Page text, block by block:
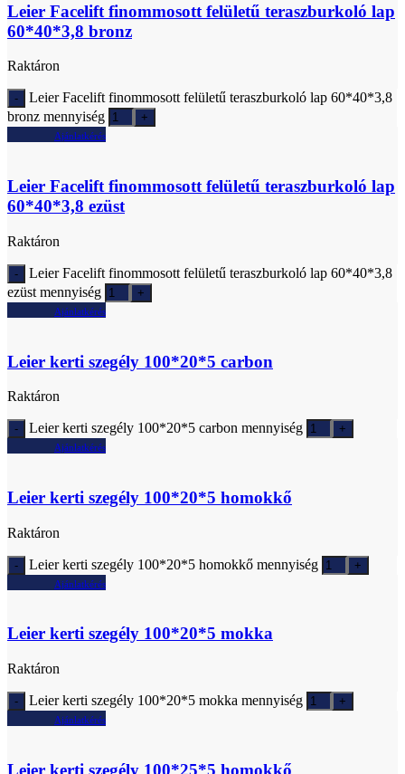
Leier Facelift finommosott felületű teraszburkoló lap
60*40*3,8 bronz
Raktáron
Leier Facelift finommosott felületű teraszburkoló lap 60*40*3,8
bronz mennyiség
Ajánlatkérés
Leier Facelift finommosott felületű teraszburkoló lap
60*40*3,8 ezüst
Raktáron
Leier Facelift finommosott felületű teraszburkoló lap 60*40*3,8
ezüst mennyiség
Ajánlatkérés
Leier kerti szegély 100*20*5 carbon
Raktáron
Leier kerti szegély 100*20*5 carbon mennyiség
Ajánlatkérés
Leier kerti szegély 100*20*5 homokkő
Raktáron
Leier kerti szegély 100*20*5 homokkő mennyiség
Ajánlatkérés
Leier kerti szegély 100*20*5 mokka
Raktáron
Leier kerti szegély 100*20*5 mokka mennyiség
Ajánlatkérés
Leier kerti szegély 100*25*5 homokkő